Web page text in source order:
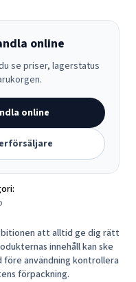
online
se priser, lagerstatus
online
att alltid ge dig rätt
innehåll kan ske
användning kontrollera
förpackning.